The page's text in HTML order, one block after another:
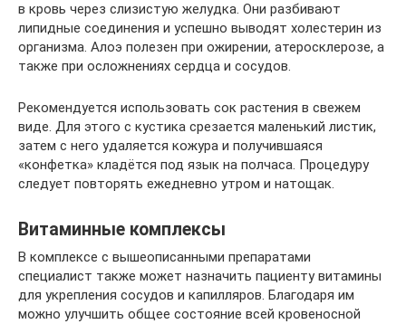
в кровь через слизистую желудка. Они разбивают
липидные соединения и успешно выводят холестерин из
организма. Алоэ полезен при ожирении, атеросклерозе, а
также при осложнениях сердца и сосудов.
Рекомендуется использовать сок растения в свежем
виде. Для этого с кустика срезается маленький листик,
затем с него удаляется кожура и получившаяся
«конфетка» кладётся под язык на полчаса. Процедуру
следует повторять ежедневно утром и натощак.
Витаминные комплексы
В комплексе с вышеописанными препаратами
специалист также может назначить пациенту витамины
для укрепления сосудов и капилляров. Благодаря им
можно улучшить общее состояние всей кровеносной